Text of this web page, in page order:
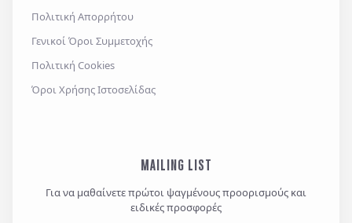
Πολιτική Απορρήτου
Γενικοί Όροι Συμμετοχής
Πολιτική Cookies
Όροι Χρήσης Ιστοσελίδας
MAILING LIST
Για να μαθαίνετε πρώτοι ψαγμένους προορισμούς και
ειδικές προσφορές